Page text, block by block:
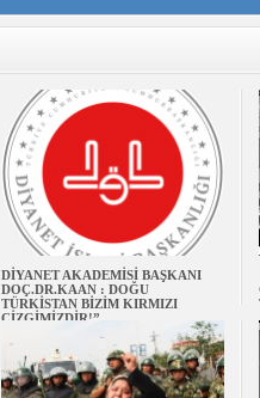
DİYANET AKADEMİSİ BAŞKANI
DOÇ.DR.KAAN : DOĞU
TÜRKİSTAN BİZİM KIRMIZI
ÇİZGİMİZDİR!”